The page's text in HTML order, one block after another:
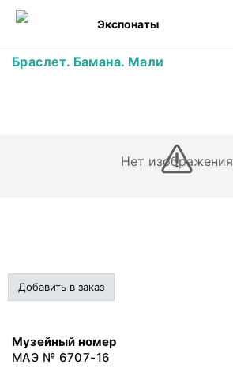
Экспонаты
Браслет. Бамана. Мали
Нет изображения
Добавить в заказ
Музейный номер
МАЭ № 6707-16